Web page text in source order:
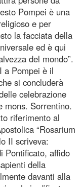
Pompei è una
e per
la facciata della
ed è qui
del mondo”.
a Pompei è il
si concluderà
celebrazione
mons. Sorrentino.
riferimento al
“Rosarium
II scriveva:
Pontificato, affido
della
davanti alla